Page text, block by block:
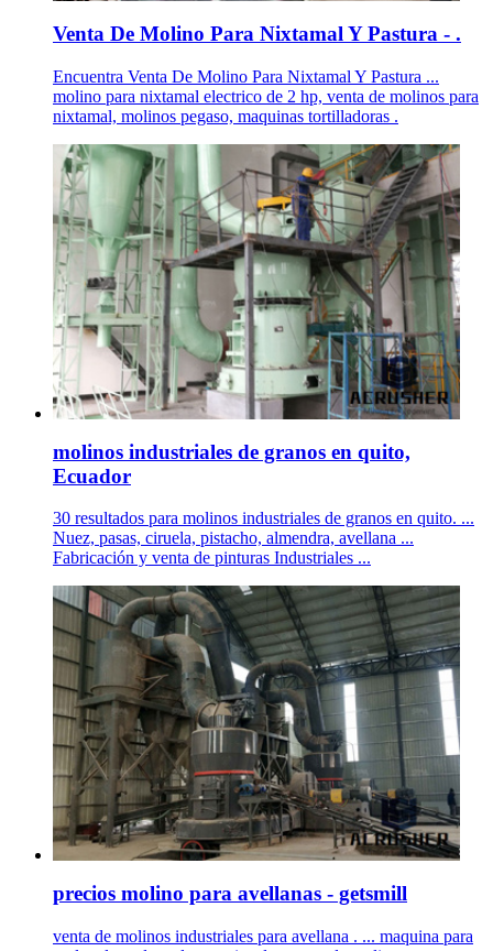
Venta De Molino Para Nixtamal Y Pastura - .
Encuentra Venta De Molino Para Nixtamal Y Pastura ...
molino para nixtamal electrico de 2 hp, venta de molinos para
nixtamal, molinos pegaso, maquinas tortilladoras .
molinos industriales de granos en quito,
Ecuador
30 resultados para molinos industriales de granos en quito. ...
Nuez, pasas, ciruela, pistacho, almendra, avellana ...
Fabricación y venta de pinturas Industriales ...
precios molino para avellanas - getsmill
venta de molinos industriales para avellana . ... maquina para